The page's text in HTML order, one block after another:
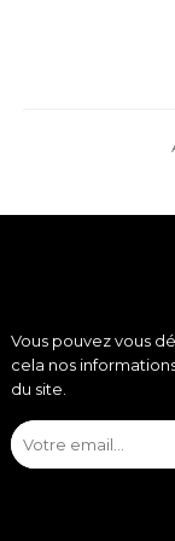
Vous pouvez vous
cela nos
du site.